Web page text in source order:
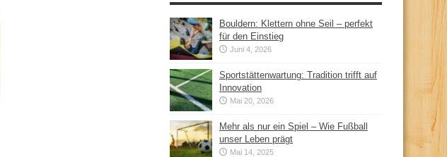
Bouldern: Klettern ohne Seil – perfekt
für den Einstieg
Juni 4, 2026
Sportstättenwartung: Tradition trifft auf
Innovation
Mai 20, 2026
Mehr als nur ein Spiel – Wie Fußball
unser Leben prägt
Mai 14, 2025